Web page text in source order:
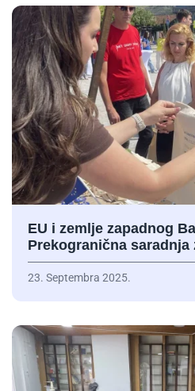
EU i zemlje zapadnog
Prekogranična saradnja
23. Septembra 2025.